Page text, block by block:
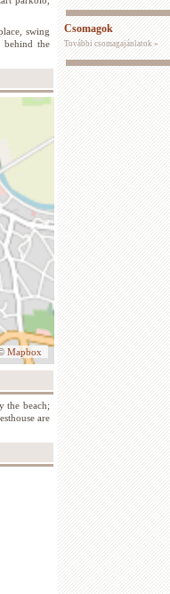
swing
behind the
Mapbox
the beach;
are
Csomagok
További csomagajánlatok »